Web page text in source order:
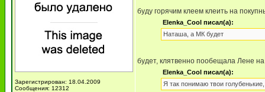
Зарегистрирован: 18.04.2009
Сообщения: 12312
буду горячим клеем клеить на
Elenka_Cool писал(а):
Наташа, а МК будет
будет, клятвенно пообещала Лене
Elenka_Cool писал(а):
Я так понимаю твои